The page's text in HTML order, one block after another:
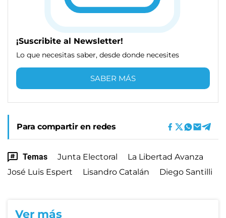
¡Suscribite al Newsletter!
Lo que necesitas saber, desde donde necesites
SABER MÁS
Para compartir en redes
Temas Junta Electoral
La Libertad Avanza
José Luis Espert
Lisandro Catalán Diego Santilli
Ver más